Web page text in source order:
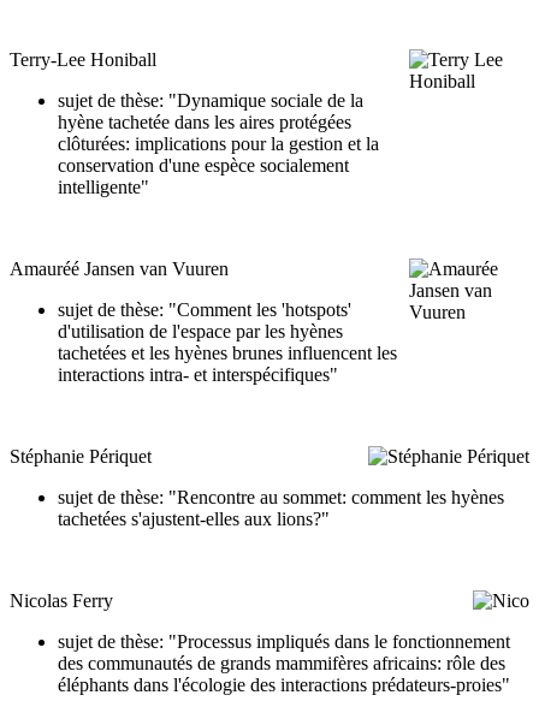
Terry-Lee Honiball
sujet de thèse: "Dynamique sociale de la
hyène tachetée dans les aires protégées
clôturées: implications pour la gestion et la
conservation d'une espèce socialement
intelligente"
Amauréé Jansen van Vuuren
sujet de thèse: "Comment les 'hotspots'
d'utilisation de l'espace par les hyènes
tachetées et les hyènes brunes influencent les
interactions intra- et interspécifiques"
Stéphanie Périquet
sujet de thèse: "Rencontre au sommet: comment les hyènes
tachetées s'ajustent-elles aux lions?"
Nicolas Ferry
sujet de thèse: "Processus impliqués dans le fonctionnement
des communautés de grands mammifères africains: rôle des
éléphants dans l'écologie des interactions prédateurs-proies"